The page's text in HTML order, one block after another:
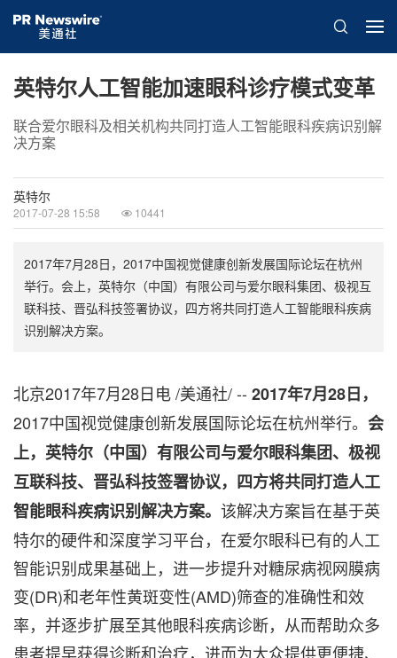
英特尔人工智能加速眼科诊疗模式变革
联合爱尔眼科及相关机构共同打造人工智能眼科疾病识别解
决方案
英特尔
2017-07-28 15:58 10441
2017年7月28日，2017中国视觉健康创新发展国际论坛在杭州
举行。会上，英特尔（中国）有限公司与爱尔眼科集团、极视互
联科技、晋弘科技签署协议，四方将共同打造人工智能眼科疾病
识别解决方案。
北京2017年7月28日电 /美通社/ -- 2017年7月28日，
2017中国视觉健康创新发展国际论坛在杭州举行。 会
上，英特尔（中国）有限公司与爱尔眼科集团、极视
互联科技、晋弘科技签署协议，四方将共同打造人工
智能眼科疾病识别解决方案。 该解决方案旨在基于英
特尔的硬件和深度学习平台，在爱尔眼科已有的人工
智能识别成果基础上，进一步提升对糖尿病视网膜病
变(DR)和老年性黄斑变性(AMD)筛查的准确性和效
率，并逐步扩展至其他眼科疾病诊断，从而帮助众多
患者提早获得诊断和治疗，进而为大众提供更便捷、